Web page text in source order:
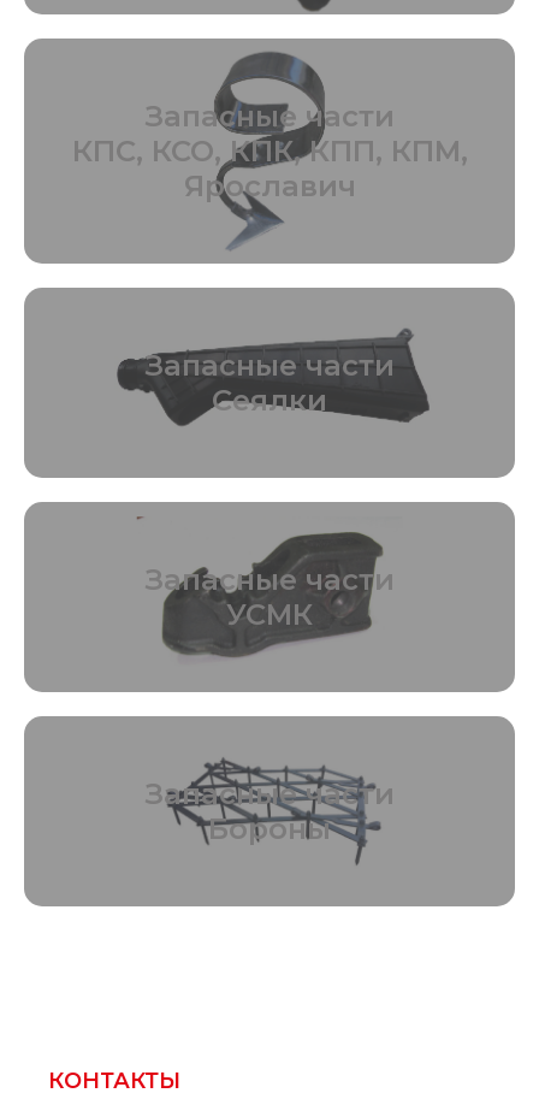
Запасные части
КПС, КСО, КПК, КПП, КПМ,
Ярославич
Запасные части
Сеялки
Запасные части
УСМК
Запасные части
Бороны
КОНТАКТЫ